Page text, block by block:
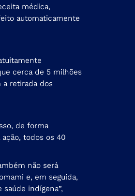
médica,
automaticamente
cerca de 5 milhões
a retirada dos
de forma
todos os 40
não será
e, em seguida,
indígena”,